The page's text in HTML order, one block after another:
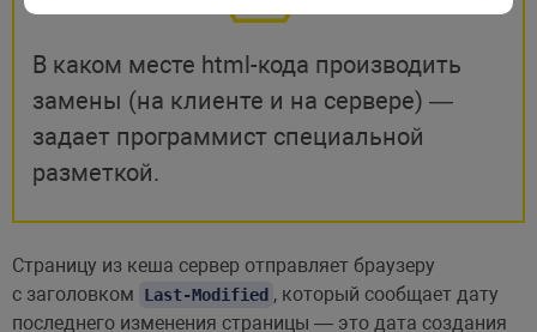
В каком месте html-кода производить
замены (на клиенте и на сервере) —
задает программист специальной
разметкой.
Страницу из кеша сервер отправляет браузеру
с заголовком
Last-Modified , который сообщает дату
последнего изменения страницы — это дата создания